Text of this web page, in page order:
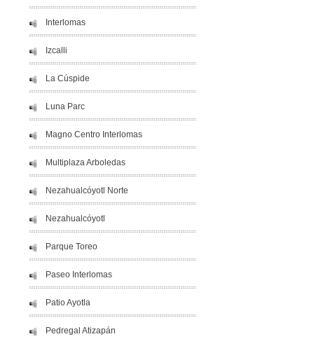
Interlomas
Izcalli
La Cúspide
Luna Parc
Magno Centro Interlomas
Multiplaza Arboledas
Nezahualcóyotl Norte
Nezahualcóyotl
Parque Toreo
Paseo Interlomas
Patio Ayotla
Pedregal Atizapán